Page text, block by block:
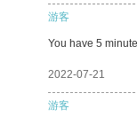
游客
You have 5
2022-07-21
游客